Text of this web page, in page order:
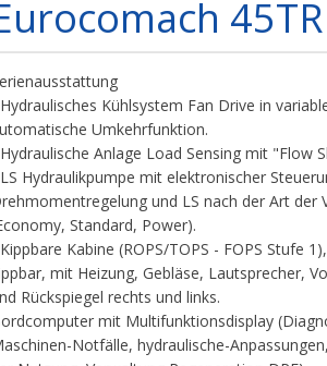
45TR
Kühlsystem Fan Drive in
Umkehrfunktion.
Anlage Load Sensing mit "Flow
Hydraulikpumpe mit elektronischer
und LS nach der Art der
Standard, Power).
Kabine (ROPS/TOPS - FOPS Stufe
mit Heizung, Gebläse, Lautsprecher,
Rückspiegel rechts und links.
mit Multifunktionsdisplay
Notfälle, hydraulische-